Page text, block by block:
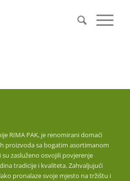
RIMA PAK, je renomirani domaći
proizvoda sa bogatim asortimanom
zasluženo osvojili povjerenje
tradicije i kvaliteta. Zahvaljujući
pronalaze svoje mjesto na tržištu i